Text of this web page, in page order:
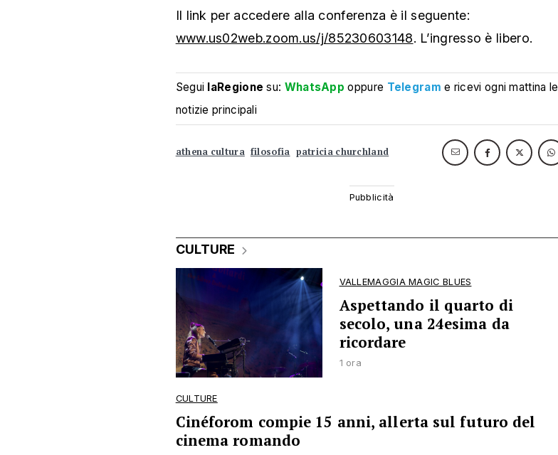
Il link per accedere alla conferenza è il seguente:
www.us02web.zoom.us/j/85230603148. L’ingresso è libero.
Segui laRegione su: WhatsApp oppure Telegram e ricevi ogni mattina le
notizie principali
athena cultura filosofia patricia churchland
CULTURE
VALLEMAGGIA MAGIC BLUES
Aspettando il quarto di
secolo, una 24esima da
ricordare
1 ora
CULTURE
Cinéforom compie 15 anni, allerta sul futuro del
cinema romando